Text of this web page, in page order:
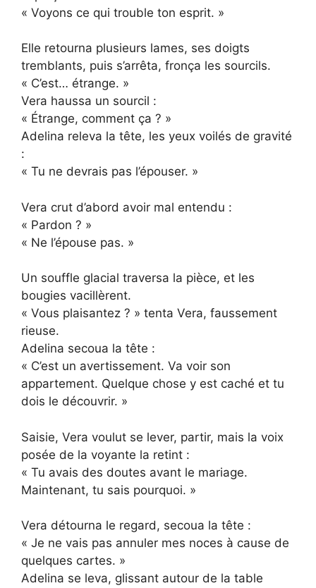
« Voyons ce qui trouble ton esprit. »
Elle retourna plusieurs lames, ses doigts
tremblants, puis s’arrêta, fronça les sourcils.
« C’est… étrange. »
Vera haussa un sourcil :
« Étrange, comment ça ? »
Adelina releva la tête, les yeux voilés de gravité
:
« Tu ne devrais pas l’épouser. »
Vera crut d’abord avoir mal entendu :
« Pardon ? »
« Ne l’épouse pas. »
Un souffle glacial traversa la pièce, et les
bougies vacillèrent.
« Vous plaisantez ? » tenta Vera, faussement
rieuse.
Adelina secoua la tête :
« C’est un avertissement. Va voir son
appartement. Quelque chose y est caché et tu
dois le découvrir. »
Saisie, Vera voulut se lever, partir, mais la voix
posée de la voyante la retint :
« Tu avais des doutes avant le mariage.
Maintenant, tu sais pourquoi. »
Vera détourna le regard, secoua la tête :
« Je ne vais pas annuler mes noces à cause de
quelques cartes. »
Adelina se leva, glissant autour de la table